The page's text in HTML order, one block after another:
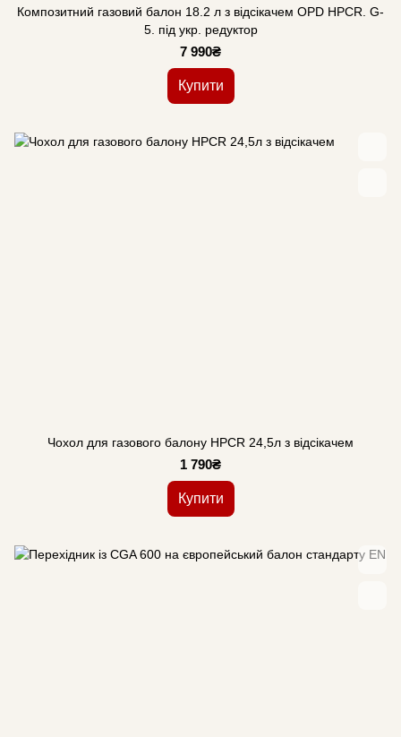
Композитний газовий балон 18.2 л з відсікачем OPD HPCR. G-
5. під укр. редуктор
7 990₴
Купити
Чохол для газового балону HPCR 24,5л з відсікачем
1 790₴
Купити